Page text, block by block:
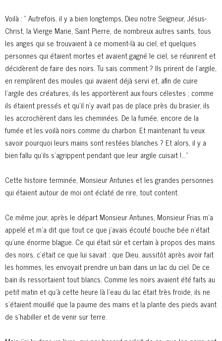
Voilà : “ Autrefois, il y a bien longtemps, Dieu notre Seigneur, Jésus-
Christ, la Vierge Marie, Saint Pierre, de nombreux autres saints, tous
les anges qui se trouvaient à ce moment-là au ciel, et quelques
personnes qui étaient mortes et avaient gagné le ciel, se réunirent et
décidèrent de faire des noirs. Tu sais comment ? Ils prirent de l’argile,
en remplirent des moules qui avaient déjà servi et, afin de cuire
l’argile des créatures, ils les apportèrent aux fours célestes ; comme
ils étaient pressés et qu’il n’y avait pas de place près du brasier, ils
les accrochèrent dans les cheminées. De la fumée, encore de la
fumée et les voilà noirs comme du charbon. Et maintenant tu veux
savoir pourquoi leurs mains sont restées blanches ? Et alors, il y a
bien fallu qu’ils s’agrippent pendant que leur argile cuisait !…”
Cette histoire terminée, Monsieur Antunes et les grandes personnes
qui étaient autour de moi ont éclaté de rire, tout content.
Ce même jour, après le départ Monsieur Antunes, Monsieur Frias m’a
appelé et m’a dit que tout ce que j’avais écouté bouche bée n’était
qu’une énorme blague. Ce qui était sûr et certain à propos des mains
des noirs, c’était ce que lui savait : que Dieu, aussitôt après avoir fait
les hommes, les envoyait prendre un bain dans un lac du ciel. De ce
bain ils ressortaient tout blancs. Comme les noirs avaient été faits au
petit matin et qu’à cette heure là l’eau du lac était très froide, ils ne
s’étaient mouillé que la paume des mains et la plante des pieds avant
de s’habiller et de venir sur terre.